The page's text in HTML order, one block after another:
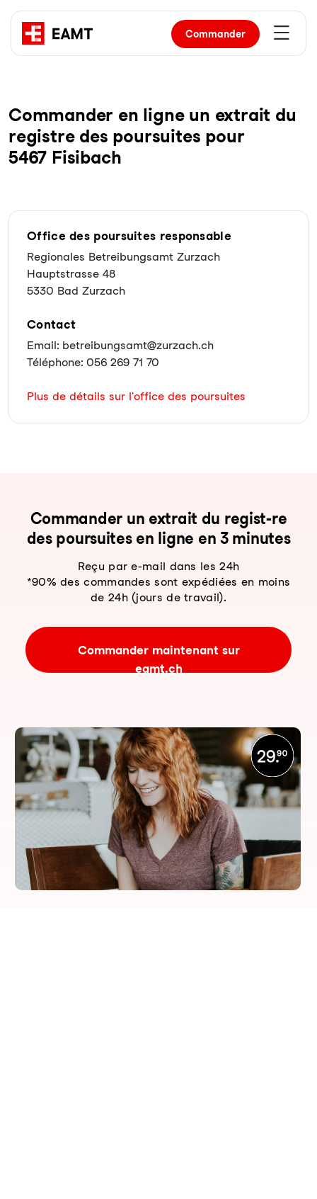
Commander
Com­man­der en li­gne un ex­trait du
re­gist­re des pour­sui­tes pour
5467 Fisibach
Office des poursuites responsable
Regionales Betreibungsamt Zurzach
Hauptstrasse 48
5330 Bad Zurzach
Contact
Email: betreibungsamt@zurzach.ch
Téléphone: 056 269 71 70
Plus de détails sur l'office des poursuites
Com­man­der un ex­trait du re­gist-re
des pour­sui­tes en li­gne en 3 mi­nu­tes
Reçu par e-mail dans les 24h
*90% des commandes sont expédiées en moins
de 24h (jours de travail).
Commander maintenant sur
eamt.ch